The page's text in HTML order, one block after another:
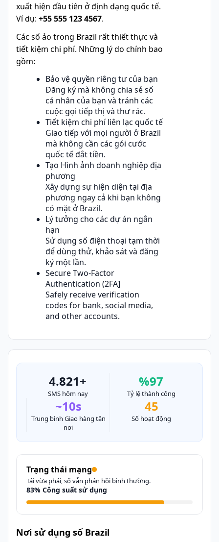
xuất hiện đầu tiên ở định dạng quốc tế.
Ví dụ: +55 555 123 4567.
Các số ảo trong Brazil rất thiết thực và
tiết kiệm chi phí. Những lý do chính bao
gồm:
Bảo vệ quyền riêng tư của bạn
Đăng ký mà không chia sẻ số
cá nhân của bạn và tránh các
cuộc gọi tiếp thị và thư rác.
Tiết kiệm chi phí liên lạc quốc tế
Giao tiếp với mọi người ở Brazil
mà không cần các gói cước
quốc tế đắt tiền.
Tạo Hình ảnh doanh nghiệp địa
phương
Xây dựng sự hiện diện tại địa
phương ngay cả khi bạn không
có mặt ở Brazil.
Lý tưởng cho các dự án ngắn
hạn
Sử dụng số điện thoại tạm thời
để dùng thử, khảo sát và đăng
ký một lần.
Secure Two-Factor
Authentication (2FA]
Safely receive verification
codes for bank, social media,
and other accounts.
4.821+
SMS hôm nay
%97
Tỷ lệ thành công
~10s
Trung bình Giao hàng tận
nơi
45
Số hoạt động
Trạng thái mạng
Tải vừa phải, số vẫn phản hồi bình thường.
83% Công suất sử dụng
Nơi sử dụng số Brazil